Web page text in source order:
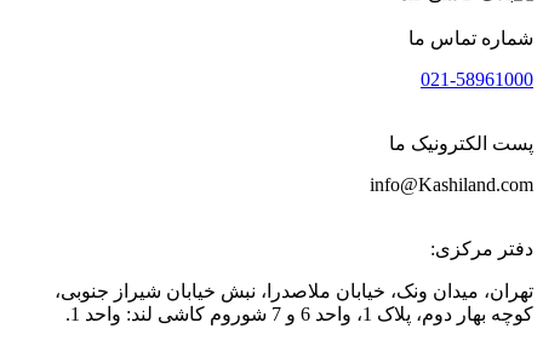
شماره تماس ما
021-58961000
پست الکترونیک ما
info@Kashiland.com
دفتر مرکزی:
تهران، میدان ونک، خیابان ملاصدرا، نبش خیابان شیراز جنوبی،
کوچه بهار دوم، پلاک 1، واحد 6 و 7 شوروم کاشی لند: واحد 1.